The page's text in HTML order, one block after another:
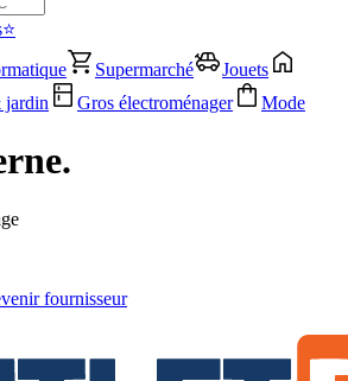
Supermarché
Jouets
jardin Gros électroménager Mode
fournisseur